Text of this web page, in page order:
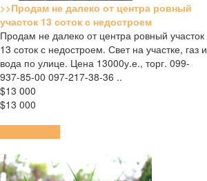
>>Продам не далеко от центра ровный
участок 13 соток с недостроем
Продам не далеко от центра ровный участок
13 соток с недостроем. Свет на участке, газ и
вода по улице. Цена 13000у.е., торг. 099-
937-85-00 097-217-38-36 ..
$13 000
$13 000